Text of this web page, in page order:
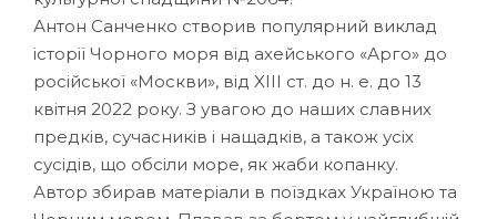
Антон Санченко створив популярний виклад
історії Чорного моря від ахейського «Арго» до
російської «Москви», від XIII ст. до н. е. до 13
квітня 2022 року. З увагою до наших славних
предків, сучасників і нащадків, а також усіх
сусідів, що обсіли море, як жаби копанку.
Автор збирав матеріали в поїздках Україною та